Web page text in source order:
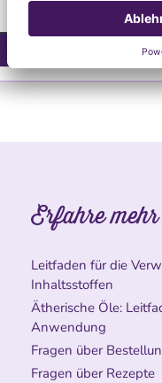
Erfahre mehr
Leitfaden für die
Inhaltsstoffen
Ätherische Öle:
Anwendung
Fragen über
Fragen über Rezepte